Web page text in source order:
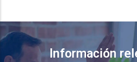
Información